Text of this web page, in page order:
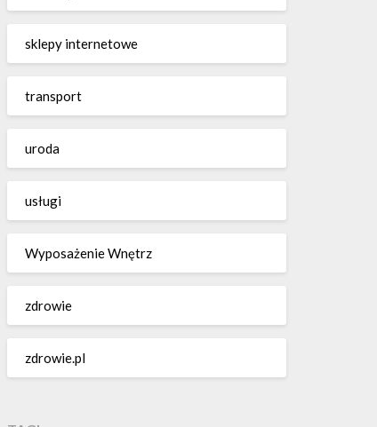
sklepy internetowe
transport
uroda
usługi
Wyposażenie Wnętrz
zdrowie
zdrowie.pl